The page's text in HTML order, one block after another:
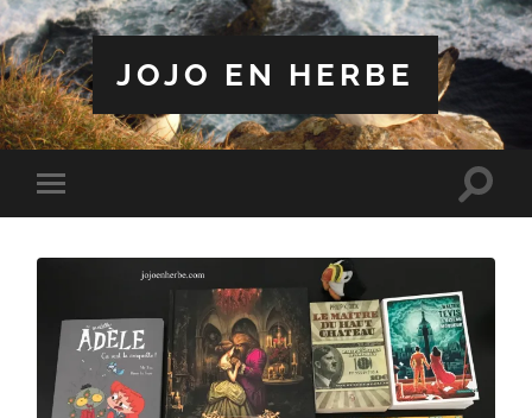
JOJO EN HERBE
Toggle
mobile
Toggle